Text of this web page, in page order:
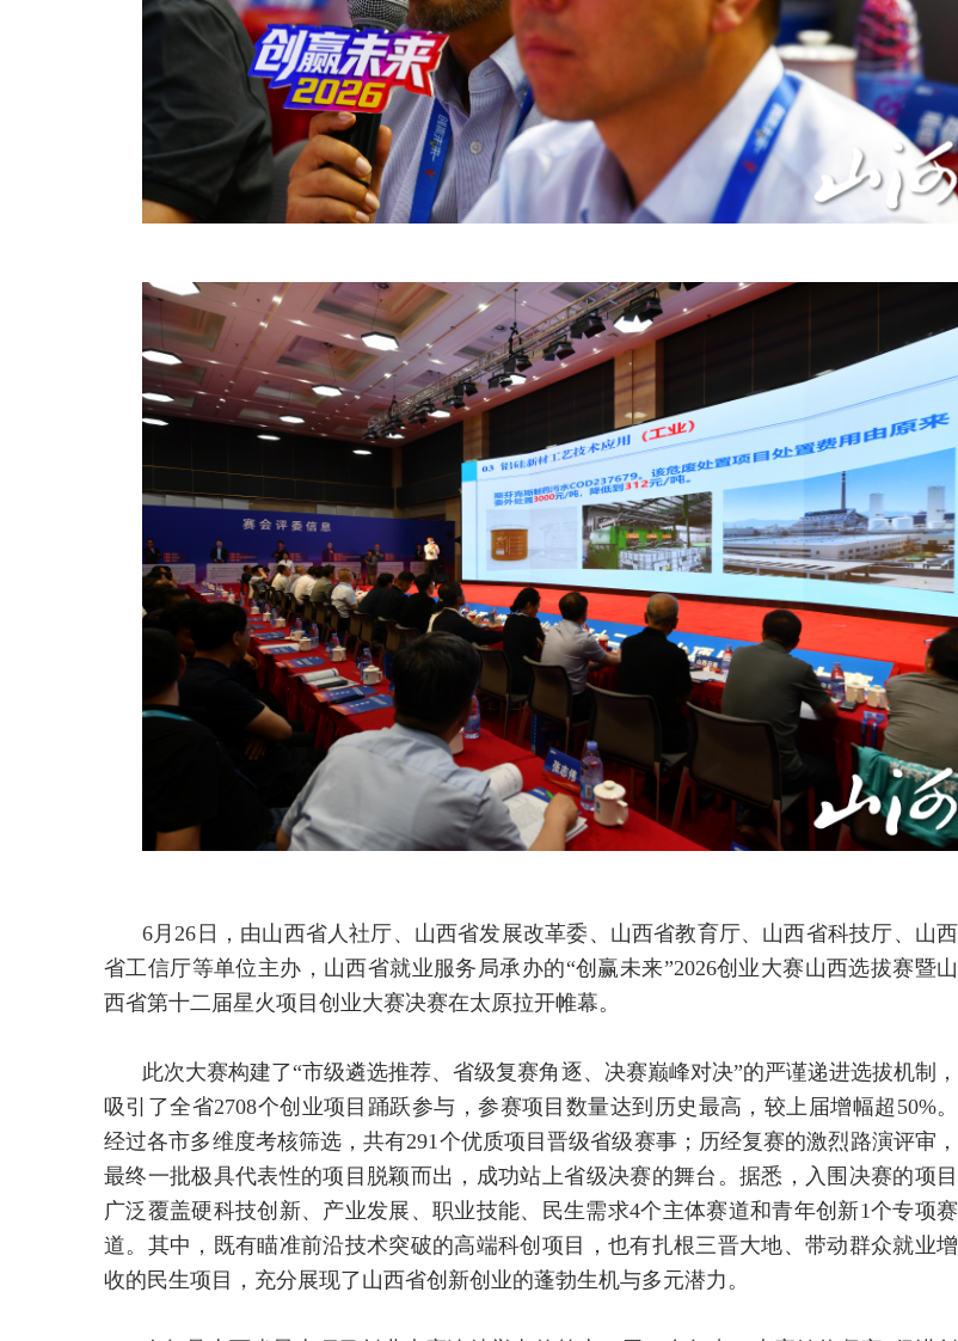
6月26日，由山西省人社厅、山西省发展改革委、山西省教育厅、山西省科技厅、山西
省工信厅等单位主办，山西省就业服务局承办的“创赢未来”2026创业大赛山西选拔赛暨山
西省第十二届星火项目创业大赛决赛在太原拉开帷幕。
此次大赛构建了“市级遴选推荐、省级复赛角逐、决赛巅峰对决”的严谨递进选拔机制，
吸引了全省2708个创业项目踊跃参与，参赛项目数量达到历史最高，较上届增幅超50%。
经过各市多维度考核筛选，共有291个优质项目晋级省级赛事；历经复赛的激烈路演评审，
最终一批极具代表性的项目脱颖而出，成功站上省级决赛的舞台。据悉，入围决赛的项目
广泛覆盖硬科技创新、产业发展、职业技能、民生需求4个主体赛道和青年创新1个专项赛
道。其中，既有瞄准前沿技术突破的高端科创项目，也有扎根三晋大地、带动群众就业增
收的民生项目，充分展现了山西省创新创业的蓬勃生机与多元潜力。